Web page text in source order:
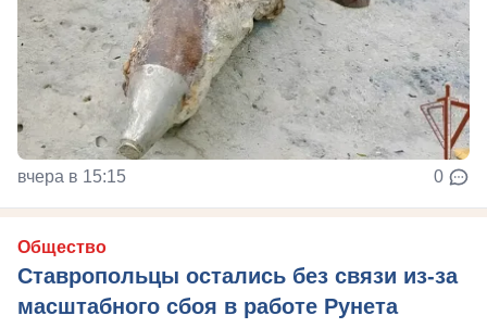
вчера в 15:15 0
Общество
Ставропольцы остались без связи из-за
масштабного сбоя в работе Рунета